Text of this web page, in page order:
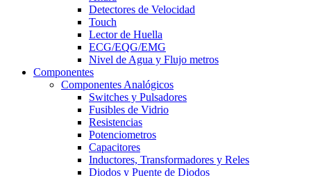
Detectores de Velocidad
Touch
Lector de Huella
ECG/EQG/EMG
Nivel de Agua y Flujo metros
Componentes
Componentes Analógicos
Switches y Pulsadores
Fusibles de Vidrio
Resistencias
Potenciometros
Capacitores
Inductores, Transformadores y Reles
Diodos y Puente de Diodos